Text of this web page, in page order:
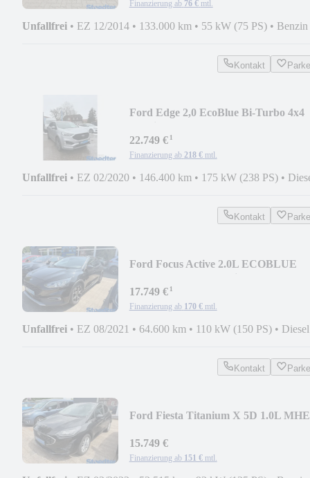
Finanzierung ab 76 € mtl.
Unfallfrei • EZ 12/2014 • 133.000 km • 55 kW (75 PS) • Benzin
Kontakt
Ford Edge 2,0 EcoBlue Bi-Turbo 4x4
22.749 €¹
Finanzierung ab 218 € mtl.
Unfallfrei • EZ 02/2020 • 146.400 km • 175 kW (238 PS) •
Kontakt
Ford Focus Active 2.0L ECOBLUE
17.749 €¹
Finanzierung ab 170 € mtl.
Unfallfrei • EZ 08/2021 • 64.600 km • 110 kW (150 PS) • Diesel
Kontakt
Ford Fiesta Titanium X 5D 1.0L
15.749 €
Finanzierung ab 151 € mtl.